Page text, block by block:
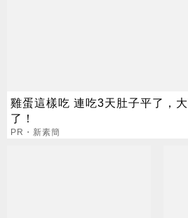
雞蛋這樣吃 連吃3天肚子平了，
了！
PR・新素簡